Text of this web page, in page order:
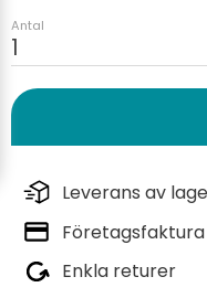
Antal
Leverans av
Enkla returer